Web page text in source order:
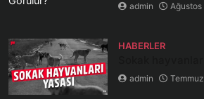
admin
HABERLER
admin